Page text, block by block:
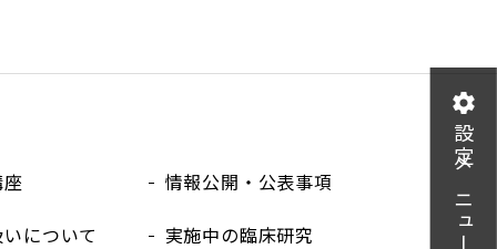
情報公開・公表事項
について
実施中の臨床研究 設定メニュー